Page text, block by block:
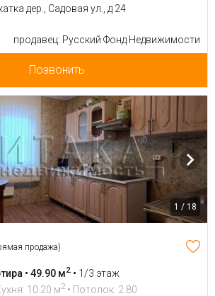
дер., Садовая ул., д 24
продавец: Русский Фонд Недвижимости
Позвонить
1 / 18
продажа)
• 49.90 м2 • 1/3 этаж
10.20 м2 • Потолок: 2.80